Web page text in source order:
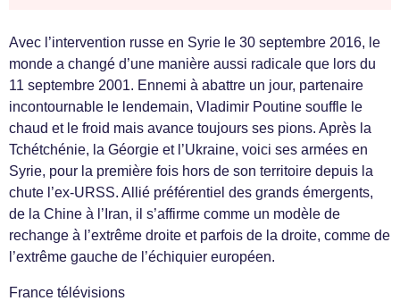
Avec l’intervention russe en Syrie le 30 septembre 2016, le
monde a changé d’une manière aussi radicale que lors du
11 septembre 2001. Ennemi à abattre un jour, partenaire
incontournable le lendemain, Vladimir Poutine souffle le
chaud et le froid mais avance toujours ses pions. Après la
Tchétchénie, la Géorgie et l’Ukraine, voici ses armées en
Syrie, pour la première fois hors de son territoire depuis la
chute l’ex-URSS. Allié préférentiel des grands émergents,
de la Chine à l’Iran, il s’affirme comme un modèle de
rechange à l’extrême droite et parfois de la droite, comme de
l’extrême gauche de l’échiquier européen.
France télévisions